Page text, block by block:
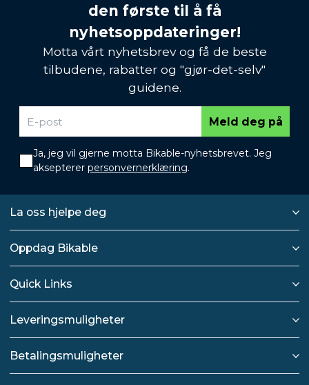
den første til å få
nyhetsoppdateringer!
Motta vårt nyhetsbrev og få de beste
tilbudene, rabatter og "gjør-det-selv"
guidene.
Meld deg på
Ja, jeg vil gjerne motta Bikable-nyhetsbrevet. Jeg
aksepterer personvernerklæring.
La oss hjelpe deg
Oppdag Bikable
Quick Links
Leveringsmuligheter
Betalingsmuligheter